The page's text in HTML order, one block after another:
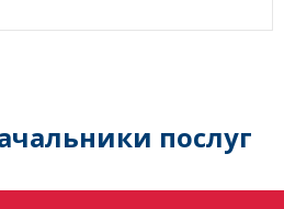
послуг